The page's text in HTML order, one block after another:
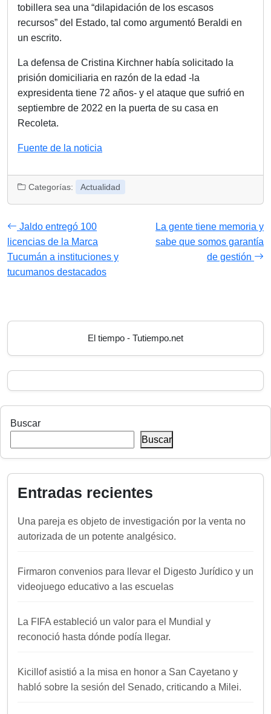
tobillera sea una “dilapidación de los escasos
recursos” del Estado, tal como argumentó Beraldi en
un escrito.
La defensa de Cristina Kirchner había solicitado la
prisión domiciliaria en razón de la edad -la
expresidenta tiene 72 años- y el ataque que sufrió en
septiembre de 2022 en la puerta de su casa en
Recoleta.
Fuente de la noticia
Categorías: Actualidad
Jaldo entregó 100
licencias de la Marca
Tucumán a instituciones y
tucumanos destacados
La gente tiene memoria y
sabe que somos garantía
de gestión
El tiempo - Tutiempo.net
Buscar
Buscar
Entradas recientes
Una pareja es objeto de investigación por la venta no
autorizada de un potente analgésico.
Firmaron convenios para llevar el Digesto Jurídico y un
videojuego educativo a las escuelas
La FIFA estableció un valor para el Mundial y
reconoció hasta dónde podía llegar.
Kicillof asistió a la misa en honor a San Cayetano y
habló sobre la sesión del Senado, criticando a Milei.